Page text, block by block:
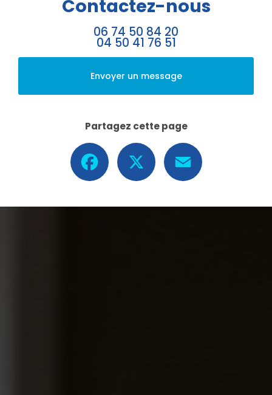
Contactez-nous
06 74 50 84 20
04 50 41 76 51
Envoyer un message
Partagez cette page
Facebook